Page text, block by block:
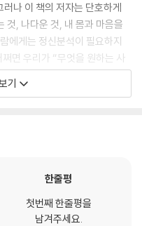
으로도 말로도 반응하지 못했
았다면, 그 일과 관련된 미세
느끼게 된다.
를 기억함으로써 그런 경험을
끔찍한 상처를 줄 수도 있다.
나 이 책의 저자는 단호하게
것, 나다운 것, 내 몸과 마음을
에게는 정신분석이 필요하지
면 우리가 “무엇을 원하는 사
. 그리고 그 느낌은 틀리지 않습
요한 환자는 나 자신”이라고
떻게 자신을 마주해야 하는 걸
의식이 알아차리도록 도와야
기
한줄평
첫번째 한줄평을
남겨주세요.